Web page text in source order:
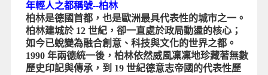
年輕人之都稱號--柏林
柏林是德國首都，也是歐洲最具代表性的城市之一。
柏林建城於 12 世紀，卻一直處於政局動盪的核心；
如今已蛻變為融合創意、科技與文化的世界之都。
1990 年兩德統一後，柏林依然威風凜凜地珍藏著無數
歷史印記與傳承，到 19 世紀德意志帝國的代表性歷